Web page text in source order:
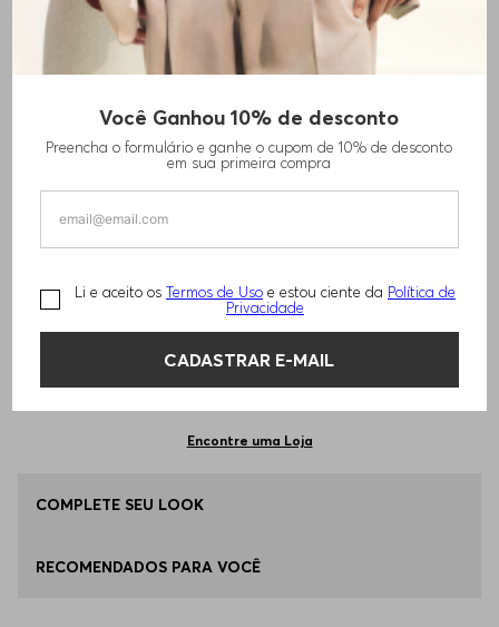
Você Ganhou 10% de desconto
Preencha o formulário e ganhe o cupom de 10% de desconto
em sua primeira compra
Li e aceito os Termos de Uso e estou ciente da Política de
Privacidade
CADASTRAR E-MAIL
CAMISETA DE AJUSTE REGULAR EM
ALGODÃO E LINHO
TAMANHO -P - S Informações do Tamanho
Qual o seu Tamanho? Tabela de Tamanhos
M - M
G - L
ADICIONAR AO CARRINHO
Encontre uma Loja
COMPLETE SEU LOOK
RECOMENDADOS PARA VOCÊ